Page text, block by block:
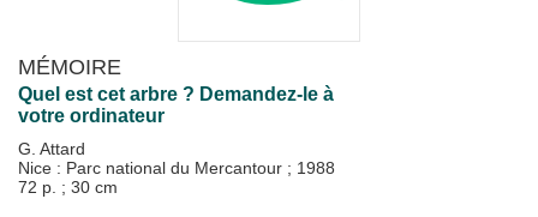
MÉMOIRE
Quel est cet arbre ? Demandez-le à
votre ordinateur
G. Attard
Nice : Parc national du Mercantour ; 1988
72 p. ; 30 cm